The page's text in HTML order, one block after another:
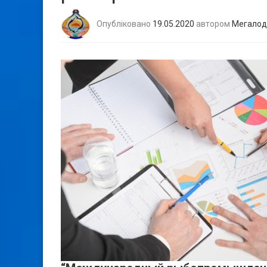
Опубліковано 19.05.2020 автором